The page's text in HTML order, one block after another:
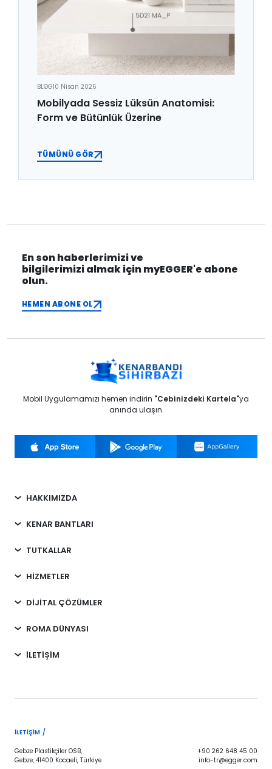
BLOG10 Nisan 2026
Mobilyada Sessiz Lüksün Anatomisi:
Form ve Bütünlük Üzerine
TÜMÜNÜ GÖR
En son haberlerimizi ve
bilgilerimizi almak için myEGGER'e abone
olun.
HEMEN ABONE OL
Mobil Uygulamamızı hemen indirin "Cebinizdeki Kartela"ya
anında ulaşın.
HAKKIMIZDA
KENAR BANTLARI
TUTKALLAR
HİZMETLER
DİJİTAL ÇÖZÜMLER
ROMA DÜNYASI
İLETİŞİM
İLETIŞIM /
Gebze Plastikçiler OSB,
Gebze, 41400 Kocaeli, Türkiye
+90 262 648 45 00
info-tr@egger.com